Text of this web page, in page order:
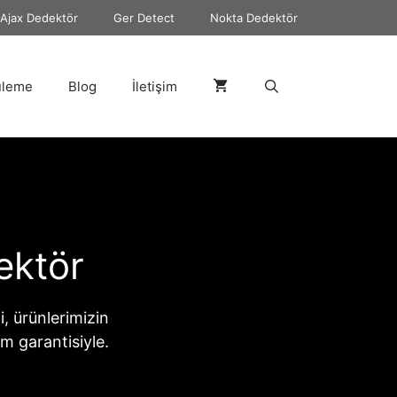
Ajax Dedektör Ger Detect Nokta Dedektör
Blog İletişim
ürünlerimizin
garantisiyle.